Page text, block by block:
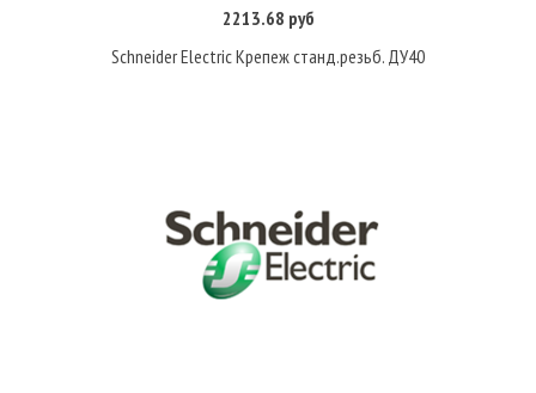
2213.68 руб
Schneider Electric Крепеж станд.резьб. ДУ40